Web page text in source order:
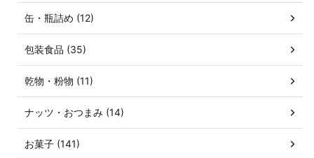
缶・瓶詰め (12)
包装食品 (35)
乾物・粉物 (11)
ナッツ・おつまみ (14)
お菓子 (141)